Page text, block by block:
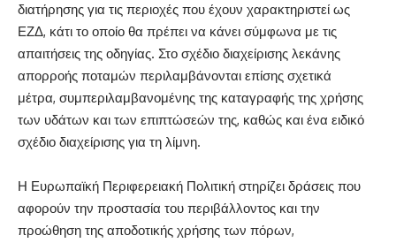
διατήρησης για τις περιοχές που έχουν χαρακτηριστεί ως
ΕΖΔ, κάτι το οποίο θα πρέπει να κάνει σύμφωνα με τις
απαιτήσεις της οδηγίας. Στο σχέδιο διαχείρισης λεκάνης
απορροής ποταμών περιλαμβάνονται επίσης σχετικά
μέτρα, συμπεριλαμβανομένης της καταγραφής της χρήσης
των υδάτων και των επιπτώσεών της, καθώς και ένα ειδικό
σχέδιο διαχείρισης για τη λίμνη.
Η Ευρωπαϊκή Περιφερειακή Πολιτική στηρίζει δράσεις που
αφορούν την προστασία του περιβάλλοντος και την
προώθηση της αποδοτικής χρήσης των πόρων,